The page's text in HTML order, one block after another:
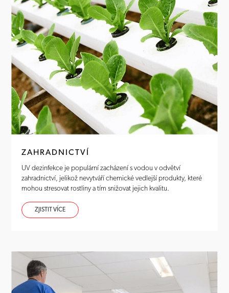
ZAHRADNICTVÍ
UV dezinfekce je populární zacházení s vodou v odvětví
zahradnictví, jelikož nevytváří chemické vedlejší produkty, které
mohou stresovat rostliny a tím snižovat jejich kvalitu.
ZJISTIT VÍCE